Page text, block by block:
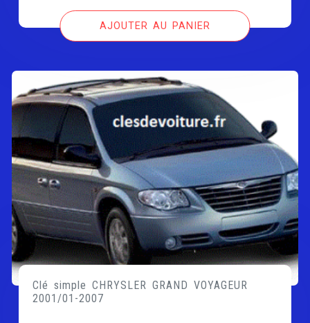
AJOUTER AU PANIER
Clé simple CHRYSLER GRAND VOYAGEUR
2001/01-2007